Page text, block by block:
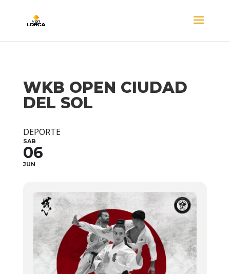
WKB OPEN CIUDAD
DEL SOL
DEPORTE
SAB
06
JUN